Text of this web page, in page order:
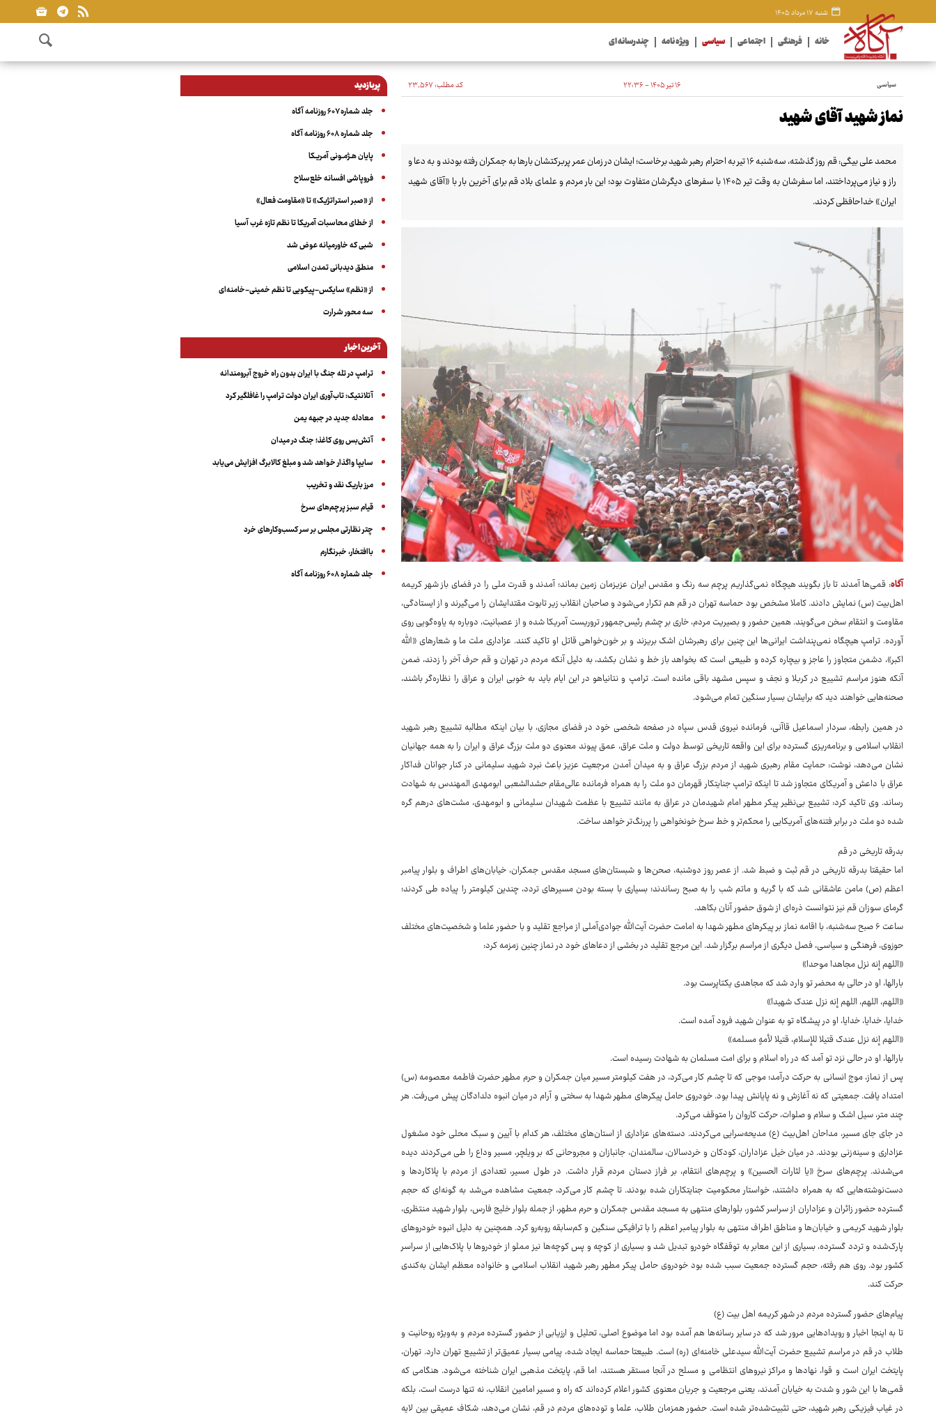
شنبه ۱۷ مرداد ۱۴۰۵
خانه فرهنگی اجتماعی سیاسی ویژه نامه چندرسانه ای
سیاسی ۱۶ تیر ۱۴۰۵ - ۲۲:۳۶ کد مطلب:۲۳٬۵۶۷
نماز شهید آقای شهید
محمد علی بیگی: قم روز گذشته، سه‌شنبه ۱۶ تیر به احترام رهبر شهید برخاست؛ ایشان در زمان عمر پربرکتشان بارها به جمکران رفته بودند و به دعا و
راز و نیاز می‌پرداختند، اما سفرشان به وقت تیر ۱۴۰۵ با سفرهای دیگرشان متفاوت بود؛ این بار مردم و علمای بلاد قم برای آخرین بار با «آقای شهید
ایران» خداحافظی کردند.
آگاه: قمی‌ها آمدند تا باز بگویند هیچگاه نمی‌گذاریم پرچم سه رنگ و مقدس ایران عزیزمان زمین بماند؛ آمدند و قدرت ملی را در فضای باز شهر کریمه
اهل‌بیت (س) نمایش دادند. کاملا مشخص بود حماسه تهران در قم هم تکرار می‌شود و صاحبان انقلاب زیر تابوت مقتدایشان را می‌گیرند و از ایستادگی،
مقاومت و انتقام سخن می‌گویند. همین حضور و بصیریت مردم، خاری بر چشم رئیس‌جمهور تروریست آمریکا شده و از عصبانیت، دوباره به یاوه‌گویی روی
آورده. ترامپ هیچگاه نمی‌پنداشت ایرانی‌ها این چنین برای رهبرشان اشک بریزند و بر خون‌خواهی قاتل او تاکید کنند. عزاداری ملت ما و شعارهای «الله
اکبر»، دشمن متجاوز را عاجز و بیچاره کرده و طبیعی است که بخواهد باز خط و نشان بکشد، به دلیل آنکه مردم در تهران و قم حرف آخر را زدند، ضمن
آنکه هنوز مراسم تشییع در کربلا و نجف و سپس مشهد باقی مانده است. ترامپ و نتانیاهو در این ایام باید به خوبی ایران و عراق را نظاره‌گر باشند،
صحنه‌هایی خواهند دید که برایشان بسیار سنگین تمام می‌شود.
در همین رابطه، سردار اسماعیل قاآنی، فرمانده نیروی قدس سپاه در صفحه شخصی خود در فضای مجازی، با بیان اینکه مطالبه تشییع رهبر شهید
انقلاب اسلامی و برنامه‌ریزی گسترده برای این واقعه تاریخی توسط دولت و ملت عراق، عمق پیوند معنوی دو ملت بزرگ عراق و ایران را به همه جهانیان
نشان می‌دهد، نوشت: حمایت مقام رهبری شهید از مردم بزرگ عراق و به میدان آمدن مرجعیت عزیز باعث نبرد شهید سلیمانی در کنار جوانان فداکار
عراق با داعش و آمریکای متجاوز شد تا اینکه ترامپ جنایتکار قهرمان دو ملت را به همراه فرمانده عالی‌مقام حشدالشعبی ابومهدی المهندس به شهادت
رساند. وی تاکید کرد: تشییع بی‌نظیر پیکر مطهر امام شهیدمان در عراق به مانند تشییع با عظمت شهیدان سلیمانی و ابومهدی، مشت‌های درهم گره
شده دو ملت در برابر فتنه‌های آمریکایی را محکم‌تر و خط سرخ خونخواهی را پررنگ‌تر خواهد ساخت.
بدرقه تاریخی در قم
اما حقیقتا بدرقه تاریخی در قم ثبت و ضبط شد. از عصر روز دوشنبه، صحن‌ها و شبستان‌های مسجد مقدس جمکران، خیابان‌های اطراف و بلوار پیامبر
اعظم (ص) مامن عاشقانی شد که با گریه و ماتم شب را به صبح رساندند؛ بسیاری با بسته بودن مسیرهای تردد، چندین کیلومتر را پیاده طی کردند؛
گرمای سوزان قم نیز نتوانست ذره‌ای از شوق حضور آنان بکاهد.
ساعت ۶ صبح سه‌شنبه، با اقامه نماز بر پیکرهای مطهر شهدا به امامت حضرت آیت‌الله جوادی‌آملی از مراجع تقلید و با حضور علما و شخصیت‌های مختلف
حوزوی، فرهنگی و سیاسی، فصل دیگری از مراسم برگزار شد. این مرجع تقلید در بخشی از دعاهای خود در نماز چنین زمزمه کرد:
«اللهم إنه نزل مجاهدا موحدا»
بارالها، او در حالی به محضر تو وارد شد که مجاهدی یکتاپرست بود.
«اللهم، اللهم، اللهم إنه نزل عندک شهیدا»
خدایا، خدایا، خدایا، او در پیشگاه تو به عنوان شهید فرود آمده است.
«اللهم إنه نزل عندک قتیلا للإسلام، قتیلا لأمهٍ مسلمه»
بارالها، او در حالی نزد تو آمد که در راه اسلام و برای امت مسلمان به شهادت رسیده است.
پس از نماز، موج انسانی به حرکت درآمد؛ موجی که تا چشم کار می‌کرد، در هفت کیلومتر مسیر میان جمکران و حرم مطهر حضرت فاطمه معصومه (س)
امتداد یافت. جمعیتی که نه آغازش و نه پایانش پیدا بود. خودروی حامل پیکرهای مطهر شهدا به سختی و آرام در میان انبوه دلدادگان پیش می‌رفت. هر
چند متر، سیل اشک و سلام و صلوات، حرکت کاروان را متوقف می‌کرد.
در جای جای مسیر، مداحان اهل‌بیت (ع) مدیحه‌سرایی می‌کردند. دسته‌های عزاداری از استان‌های مختلف، هر کدام با آیین و سبک محلی خود مشغول
عزاداری و سینه‌زنی بودند. در میان خیل عزاداران، کودکان و خردسالان، سالمندان، جانبازان و مجروحانی که بر ویلچر، مسیر وداع را طی می‌کردند دیده
می‌شدند. پرچم‌های سرخ «یا لثارات الحسین» و پرچم‌های انتقام، بر فراز دستان مردم قرار داشت. در طول مسیر، تعدادی از مردم با پلاکاردها و
دست‌نوشته‌هایی که به همراه داشتند، خواستار محکومیت جنایتکاران شده بودند. تا چشم کار می‌کرد، جمعیت مشاهده می‌شد به گونه‌ای که حجم
گسترده حضور زائران و عزاداران از سراسر کشور، بلوارهای منتهی به مسجد مقدس جمکران و حرم مطهر، از جمله بلوار خلیج فارس، بلوار شهید منتظری،
بلوار شهید کریمی و خیابان‌ها و مناطق اطراف منتهی به بلوار پیامبر اعظم را با ترافیکی سنگین و کم‌سابقه روبه‌رو کرد. همچنین به دلیل انبوه خودروهای
پارک‌شده و تردد گسترده، بسیاری از این معابر به توقفگاه خودرو تبدیل شد و بسیاری از کوچه و پس کوچه‌ها نیز مملو از خودروها با پلاک‌هایی از سراسر
کشور بود. روی هم رفته، حجم گسترده جمعیت سبب شده بود خودروی حامل پیکر مطهر رهبر شهید انقلاب اسلامی و خانواده معظم ایشان به‌کندی
حرکت کند.
پیام‌های حضور گسترده مردم در شهر کریمه اهل بیت (ع)
تا به اینجا اخبار و رویدادهایی مرور شد که در سایر رسانه‌ها هم آمده بود اما موضوع اصلی، تحلیل و ارزیابی از حضور گسترده مردم و به‌ویژه روحانیت و
طلاب در قم در مراسم تشییع حضرت آیت‌الله سیدعلی خامنه‌ای (ره) است. طبیعتا حماسه ایجاد شده، پیامی بسیار عمیق‌تر از تشییع تهران دارد. تهران،
پایتخت ایران است و قوا، نهادها و مراکز نیروهای انتظامی و مسلح در آنجا مستقر هستند، اما قم، پایتخت مذهبی ایران شناخته می‌شود. هنگامی که
قمی‌ها با این شور و شدت به خیابان آمدند، یعنی مرجعیت و جریان معنوی کشور اعلام کرده‌اند که راه و مسیر امامین انقلاب، نه تنها درست است، بلکه
در غیاب فیزیکی رهبر شهید، حتی تثبیت‌شده‌تر شده است. حضور همزمان طلاب، علما و توده‌های مردم در قم، نشان می‌دهد، شکاف عمیقی بین لایه
پربازدید
جلد شماره ۶۰۷ روزنامه آگاه
جلد شماره ۶۰۸ روزنامه آگاه
پایان هـژمـونی آمریـکا
فروپاشی افسانه خلع‌سلاح
از «صبر استراتژیک» تا «مقاومت فعال»
از خطای محاسبات آمریکا تا نظم تازه غرب آسیا
شبی که خاورمیانه عوض شد
منطق دیدبانی تمدن اسلامی
از «نظم» سایکس-پیکویی تا نظم خمینی-خامنه‌ای
سه‌ محور شرارت
آخرین اخبار
ترامپ در تله جنگ با ایران بدون راه خروج آبرومندانه
آتلانتیک: تاب‌آوری ایران دولت ترامپ را غافلگیر کرد
معادله جدید در جبهه یمن
آتش‌بس روی کاغذ؛ جنگ در میدان
سایپا واگذار خواهد شد و مبلغ کالابرگ افزایش می‌یابد
مرز باریک نقد و تخریب
قیام سبز پرچم‌های سرخ
چتر نظارتی مجلس بر سر کسب‌وکارهای خرد
باافتخار، خبرنگارم
جلد شماره ۶۰۸ روزنامه آگاه